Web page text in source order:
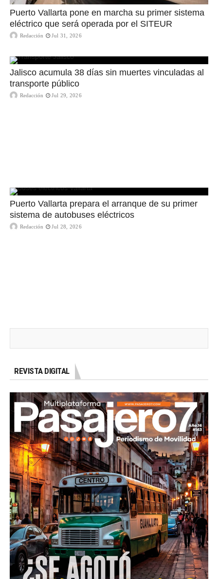
Puerto Vallarta pone en marcha su primer sistema
eléctrico que será operada por el SITEUR
Redacción Jul 31, 2026
Jalisco acumula 38 días sin muertes vinculadas al
transporte público
Redacción Jul 29, 2026
Puerto Vallarta prepara el arranque de su primer
sistema de autobuses eléctricos
Redacción Jul 28, 2026
REVISTA DIGITAL